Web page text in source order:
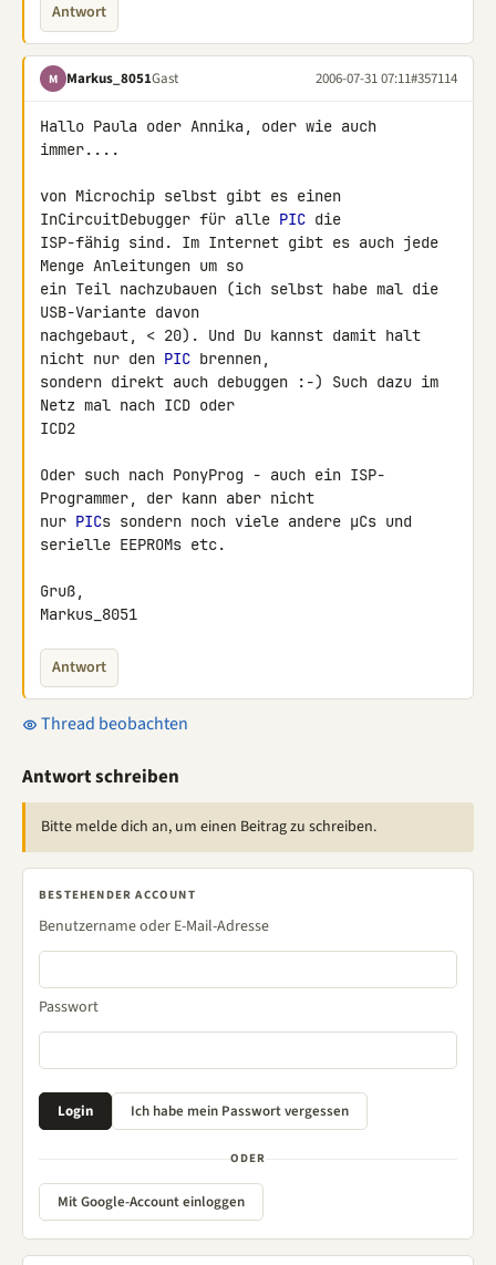
Antwort
M Markus_8051Gast 2006-07-31 07:11#357114
Hallo Paula oder Annika, oder wie auch
immer....
von Microchip selbst gibt es einen
InCircuitDebugger für alle PIC die
ISP-fähig sind. Im Internet gibt es auch jede
Menge Anleitungen um so
ein Teil nachzubauen (ich selbst habe mal die
USB-Variante davon
nachgebaut, < 20). Und Du kannst damit halt
nicht nur den PIC brennen,
sondern direkt auch debuggen :-) Such dazu im
Netz mal nach ICD oder
ICD2
Oder such nach PonyProg - auch ein ISP-
Programmer, der kann aber nicht
nur PICs sondern noch viele andere µCs und
serielle EEPROMs etc.
Gruß,
Markus_8051
Antwort
Thread beobachten
Antwort schreiben
Bitte melde dich an, um einen Beitrag zu schreiben.
BESTEHENDER ACCOUNT
Benutzername oder E-Mail-Adresse
Passwort
ODER
Mit Google-Account einloggen